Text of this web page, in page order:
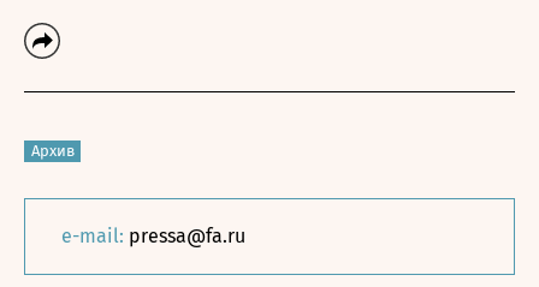
Архив
e-mail: pressa@fa.ru